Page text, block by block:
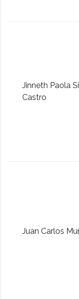
Jinneth Paola
Castro
Juan Carlos